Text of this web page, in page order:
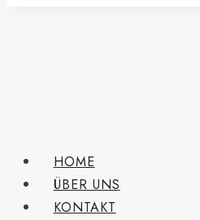
HOME
ÜBER UNS
KONTAKT